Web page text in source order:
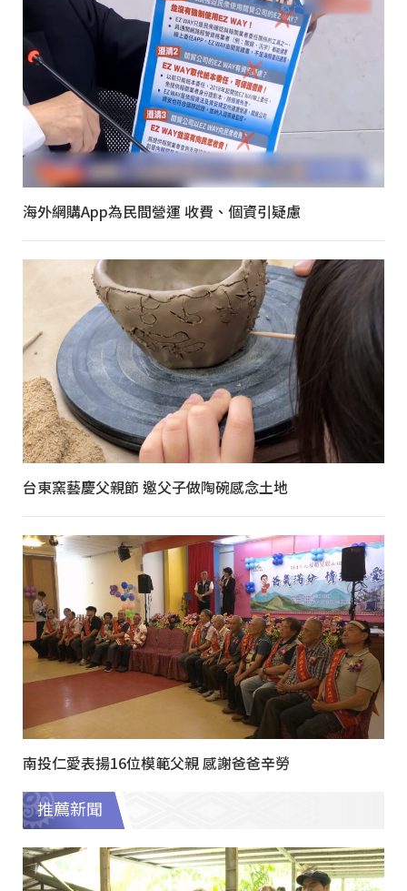
海外網購App為民間營運 收費、個資引疑慮
台東窯藝慶父親節 邀父子做陶碗感念土地
南投仁愛表揚16位模範父親 感謝爸爸辛勞
推薦新聞